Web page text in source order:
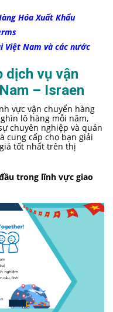
Hóa Xuất Khẩu
Việt Nam và các nước
dịch vụ vận
– Israen
vực vận chuyển hàng
lô hàng mỗi năm,
chuyên nghiệp và quản
cung cấp cho bạn giải
tốt nhất trên thị
trong lĩnh vực giao